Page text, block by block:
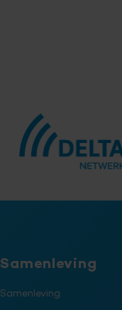
Samenleving
Samenleving